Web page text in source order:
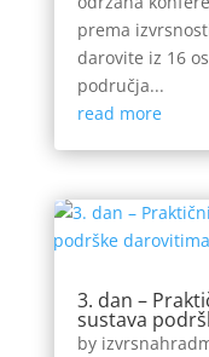
prema
darovite iz 16
područja...
read more
3. dan –
sustava
by